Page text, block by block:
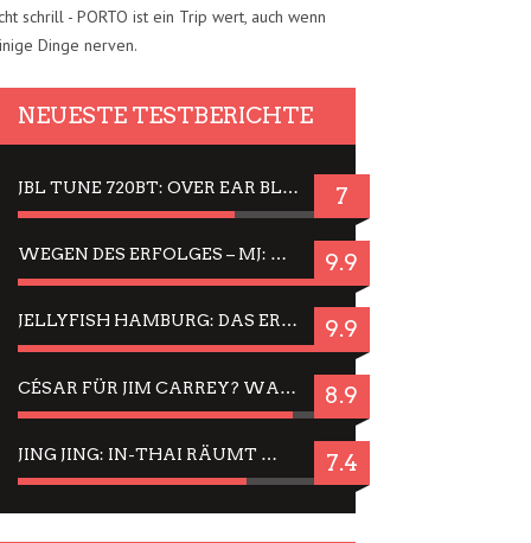
schrill - PORTO ist ein Trip wert, auch wenn
Dinge nerven.
NEUESTE TESTBERICHTE
JBL TUNE 720BT: OVER EAR BLUETOOTH KOPFHÖRER UM DIE 50,-€ IM DAUER-TEST 7
WEGEN DES ERFOLGES – MJ: MICHAEL JACKSON MUSICAL IN EINER MATINEE SEHEN 9.9
JELLYFISH HAMBURG: DAS ERFOLGREICHE SOMMER-MENÜ 2025 IN GEFÜHLEN UND BILDERN 9.9
CÉSAR FÜR JIM CARREY? WARUM DAS EINER DER NERVIGSTEN ACTORS IST UND BLEIBT 8.9
JING JING: IN-THAI RÄUMT WIEDER TITEL AB – EIN ZWEI-STUNDEN-ERLEBNISBERICHT 7.4